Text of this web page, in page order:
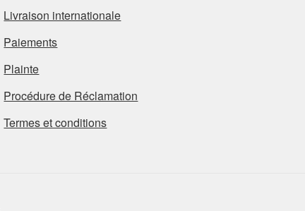
Livraison internationale
Paiements
Plainte
Procédure de Réclamation
Termes et conditions